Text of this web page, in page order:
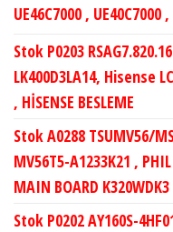
UE46C7000 , UE40C7000
Stok P0203
LK400D3LA14, Hisense
, HİSENSE BESLEME
Stok A0288 TSUMV56/
MV56T5-A1233K21 ,
MAIN BOARD K320WDK3
Stok P0202 AY160S-